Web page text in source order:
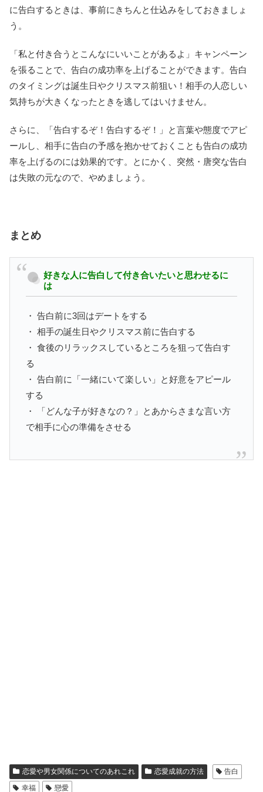
に告白するときは、事前にきちんと仕込みをしておきましょ
う。
「私と付き合うとこんなにいいことがあるよ」キャンペーン
を張ることで、告白の成功率を上げることができます。告白
のタイミングは誕生日やクリスマス前狙い！相手の人恋しい
気持ちが大きくなったときを逃してはいけません。
さらに、「告白するぞ！告白するぞ！」と言葉や態度でアピ
ールし、相手に告白の予感を抱かせておくことも告白の成功
率を上げるのには効果的です。とにかく、突然・唐突な告白
は失敗の元なので、やめましょう。
まとめ
好きな人に告白して付き合いたいと思わせるに
は
・ 告白前に3回はデートをする
・ 相手の誕生日やクリスマス前に告白する
・ 食後のリラックスしているところを狙って告白す
る
・ 告白前に「一緒にいて楽しい」と好意をアピール
する
・ 「どんな子が好きなの？」とあからさまな言い方
で相手に心の準備をさせる
恋愛や男女関係についてのあれこれ 恋愛成就の方法
告白
幸福
戀愛